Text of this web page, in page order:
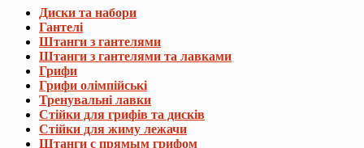
Диски та набори
Гантелі
Штанги з гантелями
Штанги з гантелями та лавками
Грифи
Грифи олімпійські
Тренувальні лавки
Стійки для грифів та дисків
Стійки для жиму лежачи
Штанги с прямым грифом